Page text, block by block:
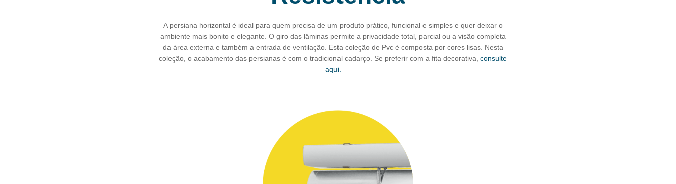
A persiana horizontal é ideal para quem precisa de um produto prático, funcional e simples e quer deixar o
ambiente mais bonito e elegante. O giro das lâminas permite a privacidade total, parcial ou a visão completa
da área externa e também a entrada de ventilação. Esta coleção de Pvc é composta por cores lisas. Nesta
coleção, o acabamento das persianas é com o tradicional cadarço. Se preferir com a fita decorativa, consulte
aqui.